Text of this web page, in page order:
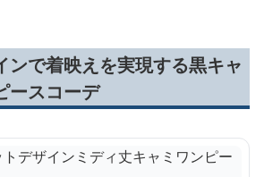
ンで着映えを実現する黒キャ
ースコーデ